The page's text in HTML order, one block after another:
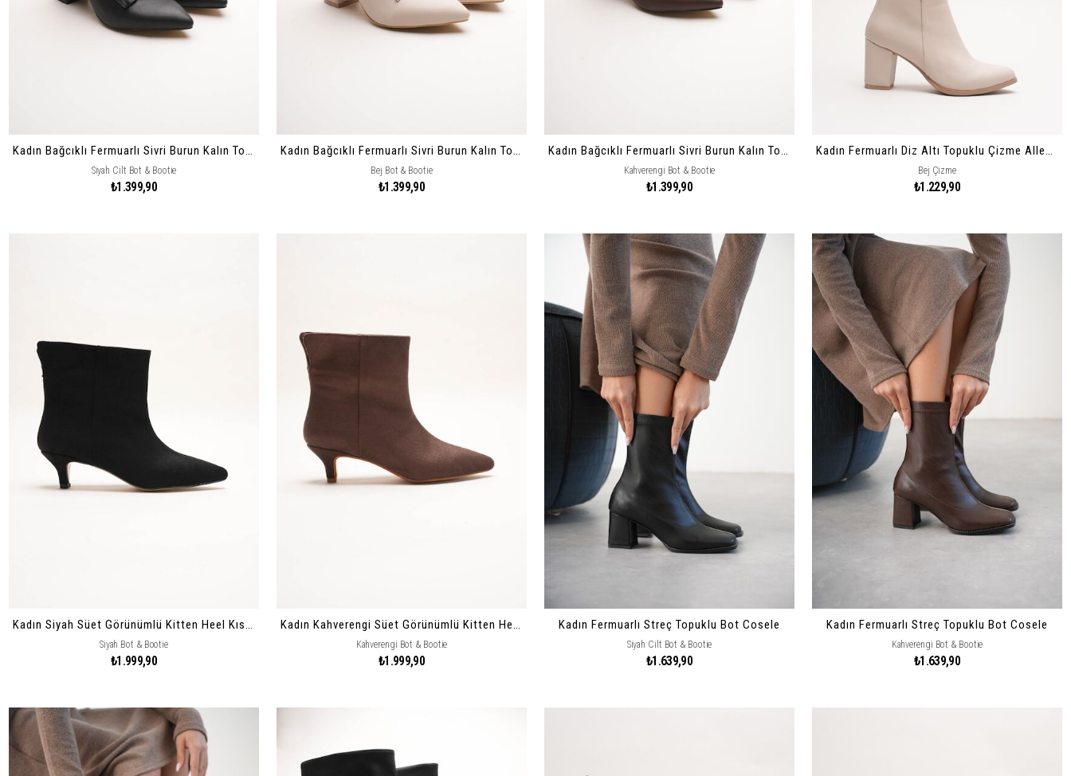
Siyah Cilt Bot & Bootie
₺1.399,90
Bej Bot & Bootie
₺1.399,90
Kahverengi Bot & Bootie
₺1.399,90
Bej Çizme
₺1.229,90
Siyah Bot & Bootie
₺1.999,90
Kahverengi Bot & Bootie
₺1.999,90
Kadın Fermuarlı Streç Topuklu Bot Cosele
Siyah Cilt Bot & Bootie
₺1.639,90
Kadın Fermuarlı Streç Topuklu Bot Cosele
Kahverengi Bot & Bootie
₺1.639,90